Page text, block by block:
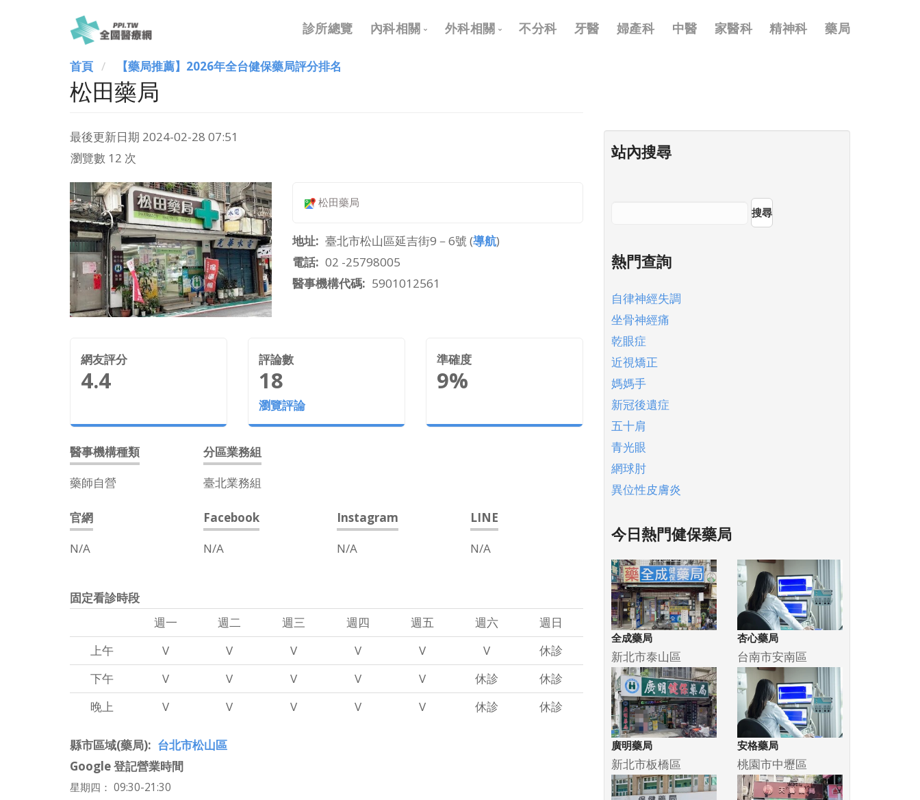
Main
navigation
診所總覽 內科相關 外科相關
整形外科
不分科 牙醫 婦產科 中醫 家醫科 精神科 藥局
首頁 【藥局推薦】2026年全台健保藥局評分排名
松田藥局
最後更新日期 2024-02-28 07:51
瀏覽數 12 次
松田藥局
地址 臺北市松山區延吉街9－6號 (導航)
電話
02 -25798005
醫事機構代碼
5901012561
網友評分
4.4
評論數
18
瀏覽評論
準確度
9%
醫事機構種類
藥師自營
分區業務組
臺北業務組
官網
N/A
Facebook
N/A
Instagram
N/A
LINE
N/A
固定看診時段
週一
週二 週三 週四 週五 週六
週日
上午
V V V V V V
休診
下午
V V V V V 休診
休診
晚上
V V V V V 休診 休診
縣市區域(藥局)
台北市松山區
Google 登記營業時間
星期四： 09:30-21:30
站內搜尋
搜尋
熱門查詢
自律神經失調
坐骨神經痛
乾眼症
近視矯正
媽媽手
新冠後遺症
五十肩
青光眼
網球肘
異位性皮膚炎
今日熱門健保藥局
全成藥局
新北市泰山區
杏心藥局
台南市安南區
廣明藥局
新北市板橋區
安格藥局
桃園市中壢區